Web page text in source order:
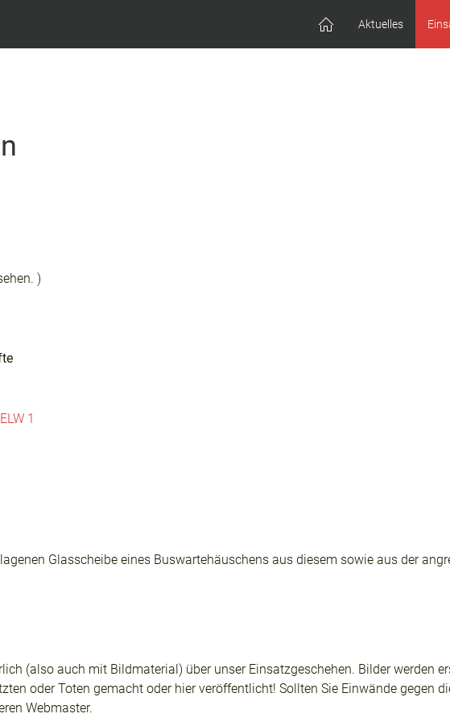
Aktuelles
)
1
Glasscheibe eines Buswartehäuschens aus diesem sowie aus der
(also auch mit Bildmaterial) über unser Einsatzgeschehen. Bilder werden
oder Toten gemacht oder hier veröffentlicht! Sollten Sie Einwände gegen
Webmaster.